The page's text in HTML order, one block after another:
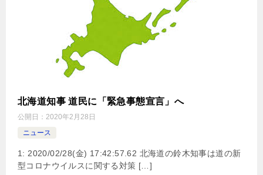
北海道知事 道民に「緊急事態宣言」へ
公開日： 2020年2月28日
ニュース
1: 2020/02/28(金) 17:42:57.62 北海道の鈴木知事は道の新
型コロナウイルスに関する対策 […]